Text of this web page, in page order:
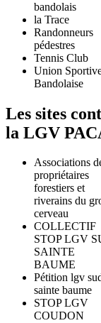
bandolais
la Trace
Randonneurs
pédestres
Tennis Club
Union
Bandolaise
Les sites
la LGV
Associations
propriétaires
forestiers et
riverains du
cerveau
COLLECTIF
STOP LGV
SAINTE
BAUME
Pétition lgv
sainte baume
STOP LGV
COUDON